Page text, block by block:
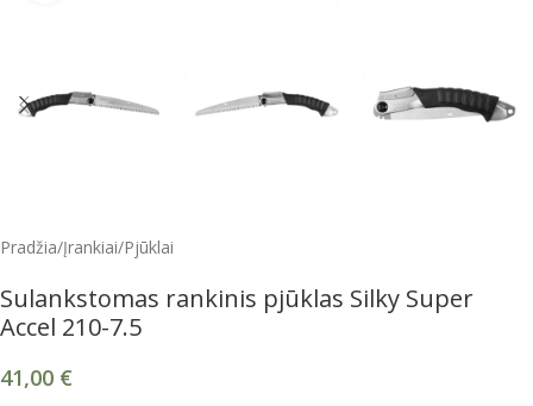
Pradžia/Įrankiai/Pjūklai
Sulankstomas rankinis pjūklas Silky Super
Accel 210-7.5
41,00 €